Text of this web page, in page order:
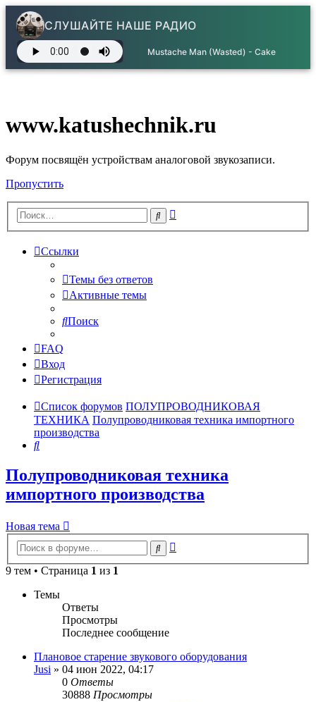
СЛУШАЙТЕ НАШЕ РАДИО
Mustache Man (Wasted) - Cake
www.katushechnik.ru
Форум посвящён устройствам аналоговой звукозаписи.
Пропустить
Поиск
Ссылки
Темы без ответов
Активные темы
Поиск
FAQ
Вход
Регистрация
Список форумов ПОЛУПРОВОДНИКОВАЯ
ТЕХНИКА Полупроводниковая техника импортного
производства
Поиск
Полупроводниковая техника
импортного производства
Новая тема
Поиск
9 тем • Страница 1 из 1
Темы
Ответы
Просмотры
Последнее сообщение
Плановое старение звукового оборудования
Jusi » 04 июн 2022, 04:17
0 Ответы
30888 Просмотры